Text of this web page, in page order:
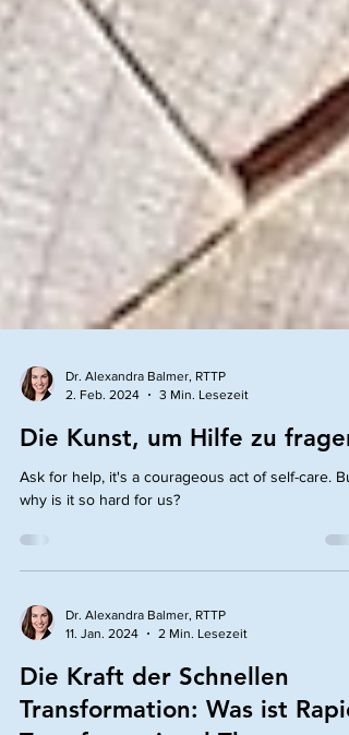
Dr. Alexandra Balmer, RTTP
Die Kunst, um Hilfe zu fragen
Ask for help, it's a courageous act of self-care. But
why is it so hard for us?
Dr. Alexandra Balmer, RTTP
11. Jan. 2024
2 Min. Lesezeit